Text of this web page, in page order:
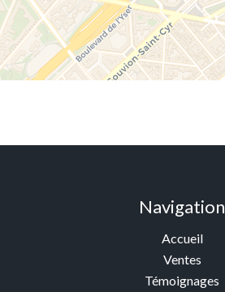
Navigation
Accueil
Ventes
Témoignages